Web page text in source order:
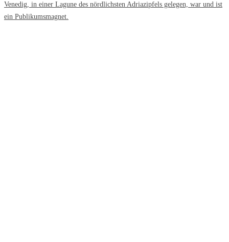
Venedig, in einer Lagune des nördlichsten Adriazipfels gelegen, war und ist
ein Publikumsmagnet.